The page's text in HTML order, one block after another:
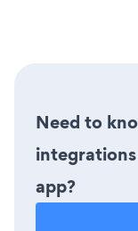
Need to
app?